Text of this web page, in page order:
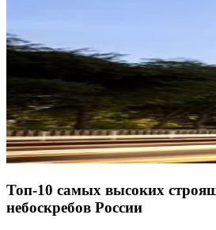
Топ-10 самых высоких
небоскребов России